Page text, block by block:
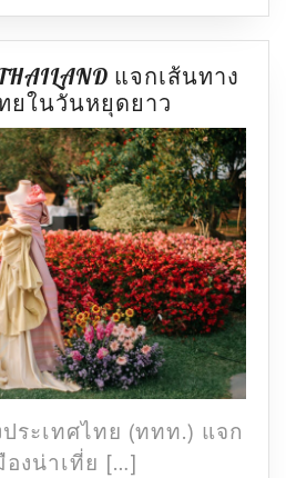
ใช้
เที่ยว
คนละ
ครึ่ง
2568
แจกเส้นทาง
ยในวันหยุดยาว
MUST
DO
IN
THAILAND
แจก
เส้น
ทาง
เที่ยว
ทั่ว
ไทย
ใน
วัน
หยุด
ระเทศไทย (ททท.) แจก
องน่าเที่ย […]